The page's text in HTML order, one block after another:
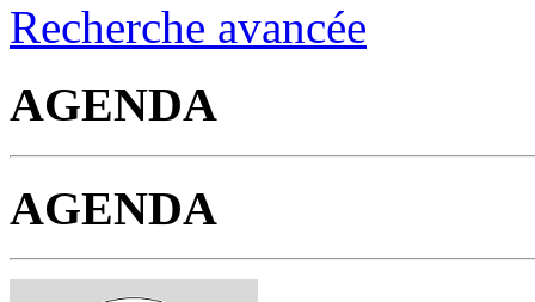
Recherche avancée
AGENDA
AGENDA